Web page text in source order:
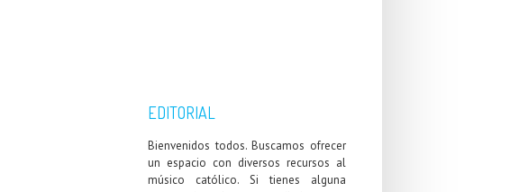
EDITORIAL
Bienvenidos todos. Buscamos ofrecer
un espacio con diversos recursos al
músico católico. Si tienes alguna